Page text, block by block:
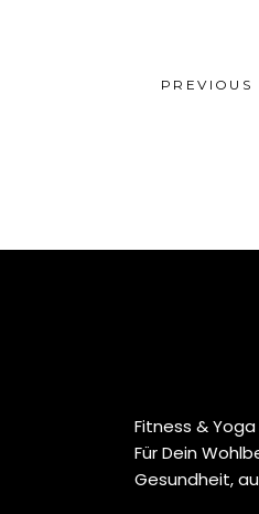
PREVIOUS
Fitness &
Für Dein
Gesundheit,